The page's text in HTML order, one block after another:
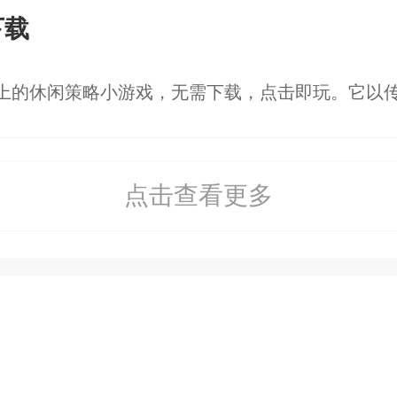
点击查看更多